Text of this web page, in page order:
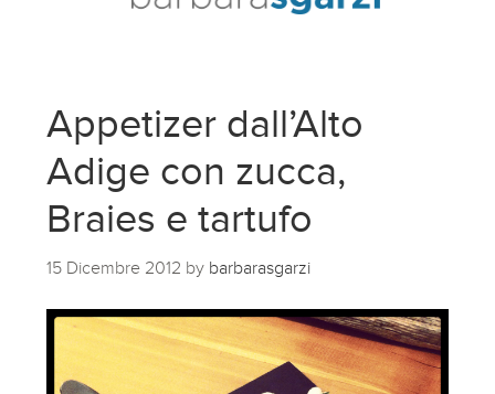
Appetizer dall’Alto
Adige con zucca,
Braies e tartufo
15 Dicembre 2012 by barbarasgarzi